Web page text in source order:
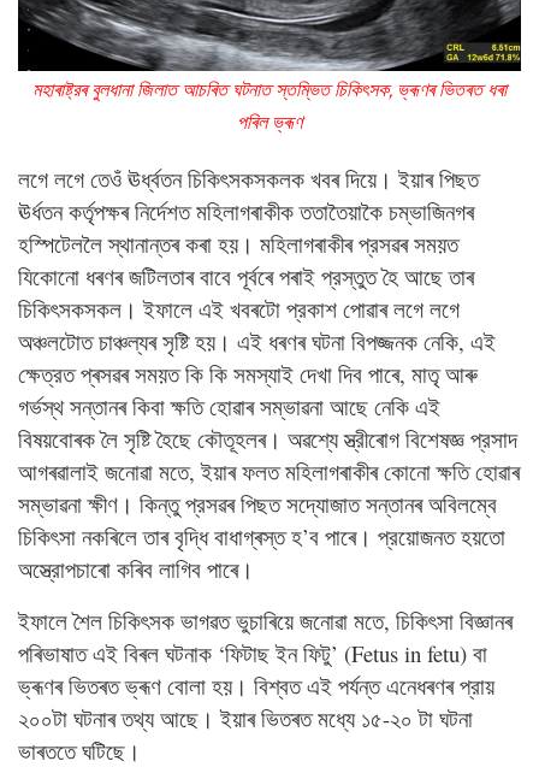
মহাৰাষ্ট্রৰ বুলধানা জিলাত আচৰিত ঘটনাত স্তম্ভিত চিকিৎসক, ভ্ৰূণৰ ভিতৰত ধৰা
পৰিল ভ্ৰূণ
লগে লগে তেওঁ ঊর্ধ্বতন চিকিৎসকসকলক খবৰ দিয়ে। ইয়াৰ পিছত
ঊৰ্ধতন কৰ্তৃপক্ষৰ নির্দেশত মহিলাগৰাকীক ততাতৈয়াকৈ চম্ভাজিনগৰ
হস্পিটেললৈ স্থানান্তৰ কৰা হয়। মহিলাগৰাকীৰ প্রসৱৰ সময়ত
যিকোনো ধৰণৰ জটিলতাৰ বাবে পূৰ্বৰে পৰাই প্রস্তুত হৈ আছে তাৰ
চিকিৎসকসকল। ইফালে এই খবৰটো প্রকাশ পোৱাৰ লগে লগে
অঞ্চলটোত চাঞ্চল্যৰ সৃষ্টি হয়। এই ধৰণৰ ঘটনা বিপজ্জনক নেকি, এই
ক্ষেত্রত প্ৰসৱৰ সময়ত কি কি সমস্যাই দেখা দিব পাৰে, মাতৃ আৰু
গর্ভস্থ সন্তানৰ কিবা ক্ষতি হোৱাৰ সম্ভাৱনা আছে নেকি এই
বিষয়বোৰক লৈ সৃষ্টি হৈছে কৌতূহলৰ। অৱশ্যে স্ত্রীৰোগ বিশেষজ্ঞ প্রসাদ
আগৰৱালাই জনোৱা মতে, ইয়াৰ ফলত মহিলাগৰাকীৰ কোনো ক্ষতি হোৱাৰ
সম্ভাৱনা ক্ষীণ। কিন্তু প্রসৱৰ পিছত সদ্যোজাত সন্তানৰ অবিলম্বে
চিকিৎসা নকৰিলে তাৰ বৃদ্ধি বাধাগ্ৰস্ত হ’ব পাৰে। প্রয়োজনত হয়তো
অস্ত্রোপচাৰো কৰিব লাগিব পাৰে।
ইফালে শৈল চিকিৎসক ভাগৱত ভুচাৰিয়ে জনোৱা মতে, চিকিৎসা বিজ্ঞানৰ
পৰিভাষাত এই বিৰল ঘটনাক ‘ফিটাছ ইন ফিটু’ (Fetus in fetu) বা
ভ্ৰূণৰ ভিতৰত ভ্ৰূণ বোলা হয়। বিশ্বত এই পর্যন্ত এনেধৰণৰ প্রায়
২০০টা ঘটনাৰ তথ্য আছে। ইয়াৰ ভিতৰত মধ্যে ১৫-২০ টা ঘটনা
ভাৰততে ঘটিছে।